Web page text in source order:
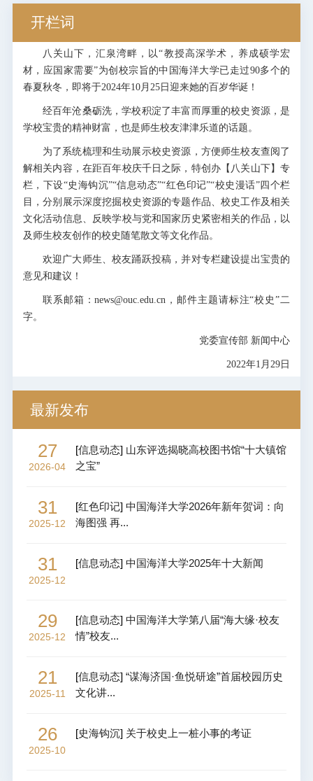
开栏词
八关山下，汇泉湾畔，以“教授高深学术，养成硕学宏
材，应国家需要”为创校宗旨的中国海洋大学已走过90多个的
春夏秋冬，即将于2024年10月25日迎来她的百岁华诞！
经百年沧桑砺洗，学校积淀了丰富而厚重的校史资源，是
学校宝贵的精神财富，也是师生校友津津乐道的话题。
为了系统梳理和生动展示校史资源，方便师生校友查阅了
解相关内容，在距百年校庆千日之际，特创办【八关山下】专
栏，下设“史海钩沉”“信息动态”“红色印记”“校史漫话”四个栏
目，分别展示深度挖掘校史资源的专题作品、校史工作及相关
文化活动信息、反映学校与党和国家历史紧密相关的作品，以
及师生校友创作的校史随笔散文等文化作品。
欢迎广大师生、校友踊跃投稿，并对专栏建设提出宝贵的
意见和建议！
联系邮箱：news@ouc.edu.cn，邮件主题请标注“校史”二
字。
党委宣传部 新闻中心
2022年1月29日
最新发布
27
2026-04
[信息动态] 山东评选揭晓高校图书馆“十大镇馆
之宝”
31
2025-12
[红色印记] 中国海洋大学2026年新年贺词：向
海图强 再...
31
2025-12
[信息动态] 中国海洋大学2025年十大新闻
29
2025-12
[信息动态] 中国海洋大学第八届“海大缘·校友
情”校友...
21
2025-11
[信息动态] “谋海济国·鱼悦研途”首届校园历史
文化讲...
26
2025-10
[史海钩沉] 关于校史上一桩小事的考证